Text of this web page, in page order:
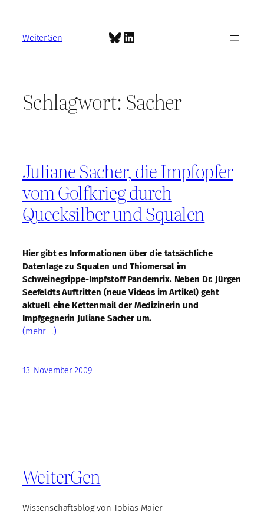
springen
WeiterGen Bluesky
LinkedIn
Schlagwort: Sacher
Juliane Sacher, die Impfopfer
vom Golfkrieg durch
Quecksilber und Squalen
Hier gibt es Informationen über die tatsächliche
Datenlage zu Squalen und Thiomersal im
Schweinegrippe-Impfstoff Pandemrix. Neben Dr. Jürgen
Seefeldts Auftritten (neue Videos im Artikel) geht
aktuell eine Kettenmail der Medizinerin und
Impfgegnerin Juliane Sacher um.
(mehr …)
13. November 2009
WeiterGen
Wissenschaftsblog von Tobias Maier